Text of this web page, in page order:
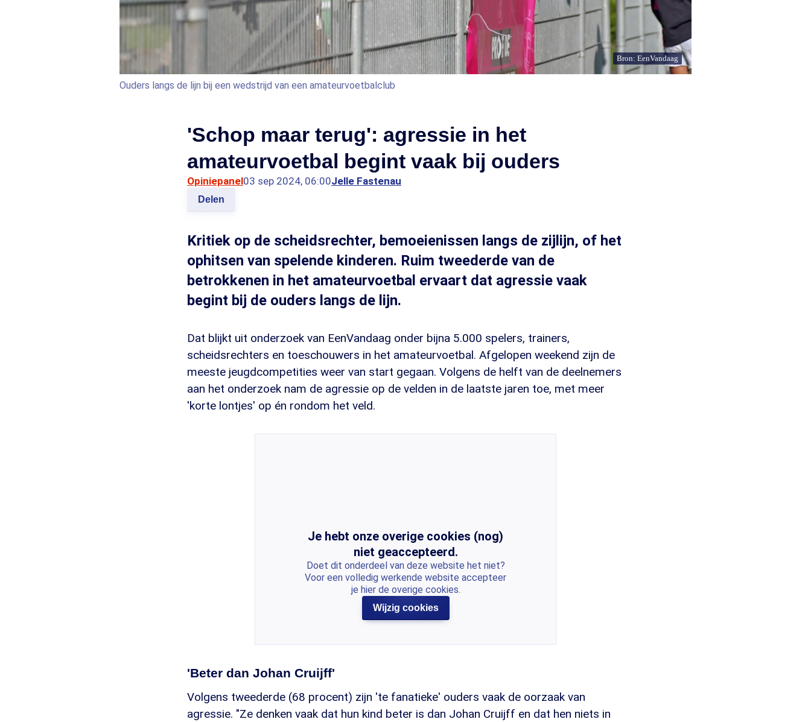
Bron: EenVandaag
Ouders langs de lijn bij een wedstrijd van een amateurvoetbalclub
'Schop maar terug': agressie in het
amateurvoetbal begint vaak bij ouders
Opiniepanel03 sep 2024, 06:00Jelle Fastenau
Delen
Kritiek op de scheidsrechter, bemoeienissen langs de zijlijn, of het
ophitsen van spelende kinderen. Ruim tweederde van de
betrokkenen in het amateurvoetbal ervaart dat agressie vaak
begint bij de ouders langs de lijn.
Dat blijkt uit onderzoek van EenVandaag onder bijna 5.000 spelers, trainers,
scheidsrechters en toeschouwers in het amateurvoetbal. Afgelopen weekend zijn de
meeste jeugdcompetities weer van start gegaan. Volgens de helft van de deelnemers
aan het onderzoek nam de agressie op de velden in de laatste jaren toe, met meer
'korte lontjes' op én rondom het veld.
Je hebt onze overige cookies (nog)
niet geaccepteerd.
Doet dit onderdeel van deze website het niet?
Voor een volledig werkende website accepteer
je hier de overige cookies.
Wijzig cookies
'Beter dan Johan Cruijff'
Volgens tweederde (68 procent) zijn 'te fanatieke' ouders vaak de oorzaak van
agressie. "Ze denken vaak dat hun kind beter is dan Johan Cruijff en dat hen niets in